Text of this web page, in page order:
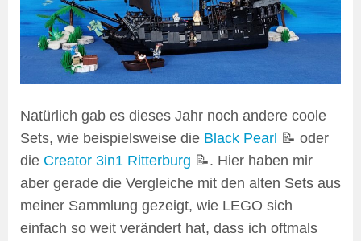
Natürlich gab es dieses Jahr noch andere coole
Sets, wie beispielsweise die Black Pearl 📝 oder
die Creator 3in1 Ritterburg 📝. Hier haben mir
aber gerade die Vergleiche mit den alten Sets aus
meiner Sammlung gezeigt, wie LEGO sich
einfach so weit verändert hat, dass ich oftmals